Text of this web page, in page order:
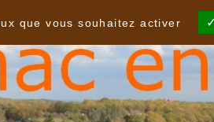
que vous souhaitez activer